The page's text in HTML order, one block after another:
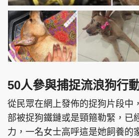
50人參與捕捉流浪狗行
從民眾在網上發佈的捉狗片段中
部被捉狗鐵鏈或是頸箍勒緊，已
力，一名女士高呼這是她飼養的